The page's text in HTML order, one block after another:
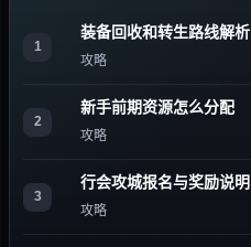
1
装备回收和转生路线解析
攻略
2
新手前期资源怎么分配
攻略
3
行会攻城报名与奖励说明
攻略